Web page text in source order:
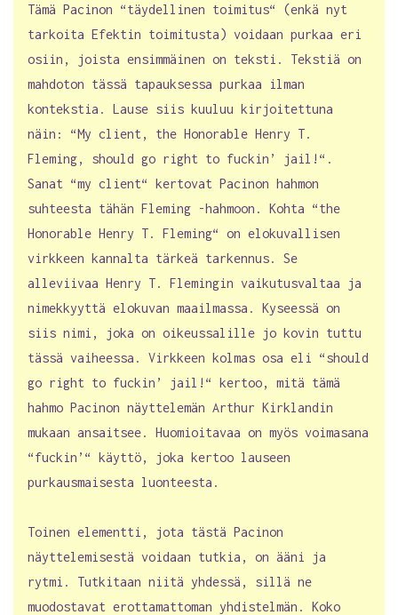
Tämä Pacinon “täydellinen toimitus“ (enkä nyt
tarkoita Efektin toimitusta) voidaan purkaa eri
osiin, joista ensimmäinen on teksti. Tekstiä on
mahdoton tässä tapauksessa purkaa ilman
kontekstia. Lause siis kuuluu kirjoitettuna
näin: “My client, the Honorable Henry T.
Fleming, should go right to fuckin’ jail!“.
Sanat “my client“ kertovat Pacinon hahmon
suhteesta tähän Fleming -hahmoon. Kohta “the
Honorable Henry T. Fleming“ on elokuvallisen
virkkeen kannalta tärkeä tarkennus. Se
alleviivaa Henry T. Flemingin vaikutusvaltaa ja
nimekkyyttä elokuvan maailmassa. Kyseessä on
siis nimi, joka on oikeussalille jo kovin tuttu
tässä vaiheessa. Virkkeen kolmas osa eli “should
go right to fuckin’ jail!“ kertoo, mitä tämä
hahmo Pacinon näyttelemän Arthur Kirklandin
mukaan ansaitsee. Huomioitavaa on myös voimasana
“fuckin’“ käyttö, joka kertoo lauseen
purkausmaisesta luonteesta.
Toinen elementti, jota tästä Pacinon
näyttelemisestä voidaan tutkia, on ääni ja
rytmi. Tutkitaan niitä yhdessä, sillä ne
muodostavat erottamattoman yhdistelmän. Koko